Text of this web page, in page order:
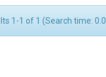
1-1 of 1 (Search time: